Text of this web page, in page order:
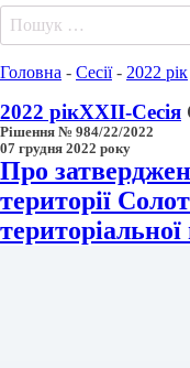
Пошук:
Головна - Сесії- 2022 рік
2022 рікXXII-Сесія
Рішення № 984/22/2022
07 грудня 2022 року
Про
території